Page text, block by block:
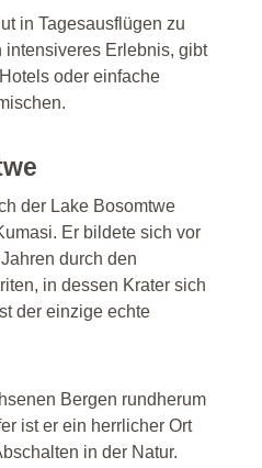
in Tagesausflügen zu
intensiveres Erlebnis, gibt
oder einfache
der Lake Bosomtwe
Er bildete sich vor
durch den
in dessen Krater sich
der einzige echte
Bergen rundherum
ist er ein herrlicher Ort
in der Natur.